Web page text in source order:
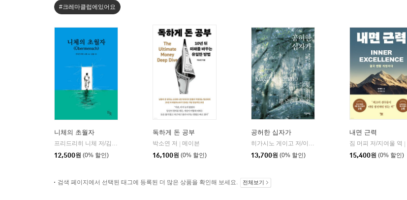
#크레마클럽에있어요
니체의 초월자
프리드리히 니체 저/김철 편역
12,500원 (0% 할인)
독하게 돈 공부
박소연 저
메이븐
16,100원 (0% 할인)
공허한 십자가
히가시노 게이고 저/이선희 역
자음과모음
13,700원 (0% 할인)
내면 근력
짐 머피 저/지여울 역
15,400원 (0% 할인)
검색 페이지에서 선택된 태그에 등록된 더 많은 상품을 확인해 보세요. 전체보기